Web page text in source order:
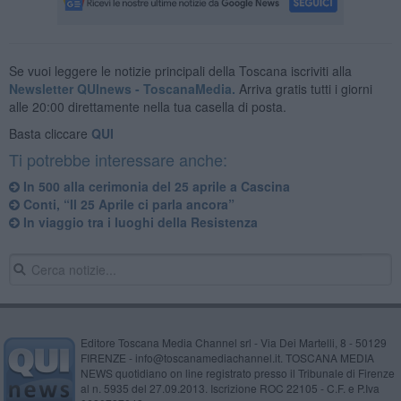
Se vuoi leggere le notizie principali della Toscana iscriviti alla
Newsletter QUInews - ToscanaMedia. Arriva gratis tutti i giorni
alle 20:00 direttamente nella tua casella di posta.
Basta cliccare QUI
Ti potrebbe interessare anche:
In 500 alla cerimonia del 25 aprile a Cascina
Conti, “Il 25 Aprile ci parla ancora”
In viaggio tra i luoghi della Resistenza
Editore Toscana Media Channel srl - Via Dei Martelli, 8 - 50129
FIRENZE - info@toscanamediachannel.it. TOSCANA MEDIA
NEWS quotidiano on line registrato presso il Tribunale di Firenze
al n. 5935 del 27.09.2013. Iscrizione ROC 22105 - C.F. e P.Iva